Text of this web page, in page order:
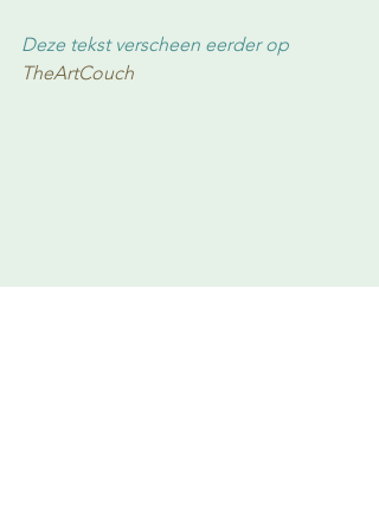
Deze tekst verscheen eerder op
TheArtCouch